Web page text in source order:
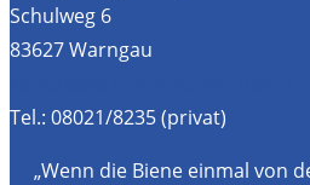
Schulweg 6
83627 Warngau
Tel.: 08021/8235 (privat)
„Wenn die Biene einmal von